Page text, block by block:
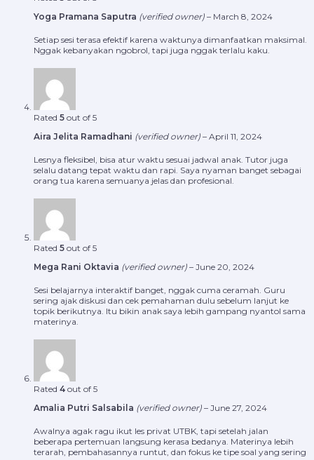
Yoga Pramana Saputra (verified owner) – March 8, 2024
Setiap sesi terasa efektif karena waktunya dimanfaatkan maksimal.
Nggak kebanyakan ngobrol, tapi juga nggak terlalu kaku.
Rated 5 out of 5
Aira Jelita Ramadhani (verified owner) – April 11, 2024
Lesnya fleksibel, bisa atur waktu sesuai jadwal anak. Tutor juga
selalu datang tepat waktu dan rapi. Saya nyaman banget sebagai
orang tua karena semuanya jelas dan profesional.
Rated 5 out of 5
Mega Rani Oktavia (verified owner) – June 20, 2024
Sesi belajarnya interaktif banget, nggak cuma ceramah. Guru
sering ajak diskusi dan cek pemahaman dulu sebelum lanjut ke
topik berikutnya. Itu bikin anak saya lebih gampang nyantol sama
materinya.
Rated 4 out of 5
Amalia Putri Salsabila (verified owner) – June 27, 2024
Awalnya agak ragu ikut les privat UTBK, tapi setelah jalan
beberapa pertemuan langsung kerasa bedanya. Materinya lebih
terarah, pembahasannya runtut, dan fokus ke tipe soal yang sering